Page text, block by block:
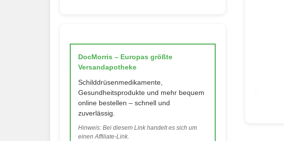
DocMorris – Europas größte
Versandapotheke
Schilddrüsenmedikamente,
Gesundheitsprodukte und mehr bequem
online bestellen – schnell und
zuverlässig.
Hinweis: Bei diesem Link handelt es sich um
einen Affiliate-Link.